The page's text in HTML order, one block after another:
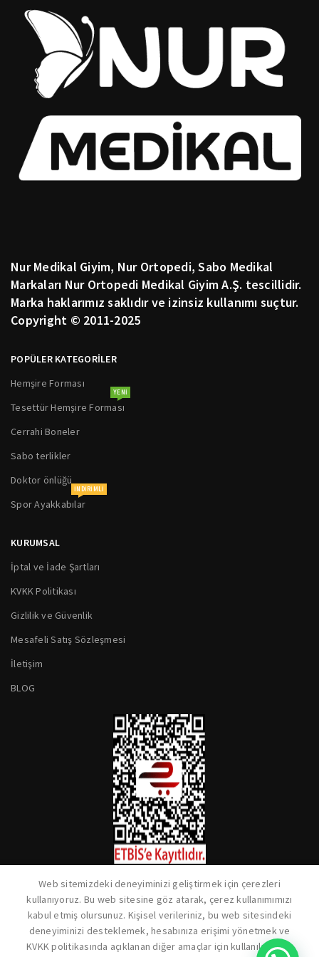
Nur Medikal Giyim, Nur Ortopedi, Sabo Medikal
Markaları Nur Ortopedi Medikal Giyim A.Ş. tescillidir.
Marka haklarımız saklıdır ve izinsiz kullanımı suçtur.
Copyright © 2011-2025
POPÜLER KATEGORİLER
Hemşire Forması
Tesettür Hemşire Forması
YENI
Cerrahi Boneler
Sabo terlikler
Doktor önlüğü
Spor Ayakkabılar
INDIRIMLI
KURUMSAL
İptal ve İade Şartları
KVKK Politikası
Gizlilik ve Güvenlik
Mesafeli Satış Sözleşmesi
İletişim
BLOG
Web sitemizdeki deneyiminizi geliştirmek için çerezleri
kullanıyoruz. Bu web sitesine göz atarak, çerez kullanımımızı
kabul etmiş olursunuz. Kişisel verileriniz, bu web sitesindeki
deneyiminizi desteklemek, hesabınıza erişimi yönetmek ve
KVKK politikasında açıklanan diğer amaçlar için kullanılacaktır.